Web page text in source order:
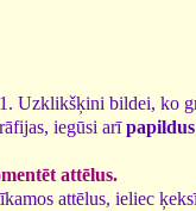
Uzklikšķini bildei, ko
iegūsi arī
attēlus.
attēlus, ieliec